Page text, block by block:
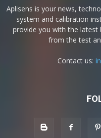
Aplisens is your news,
system and calibration
provide you with the latest
from the test
Contact us: